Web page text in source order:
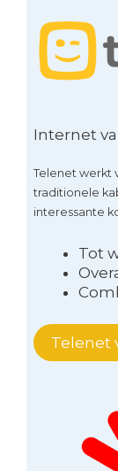
Internet
Telenet werkt
traditionele
interessante
Tot
Telenet